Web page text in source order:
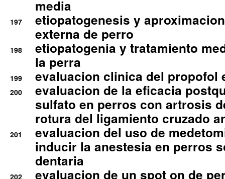
media
197
etiopatogenesis y
externa de perro
198
etiopatogenia y tratamiento
la perra
199 evaluacion clinica del propofol
200
evaluacion de la eficacia
sulfato en perros con artrosis
rotura del ligamiento cruzado
201
evaluacion del uso de
inducir la anestesia en perros
dentaria
202
evaluacion de un spot on de